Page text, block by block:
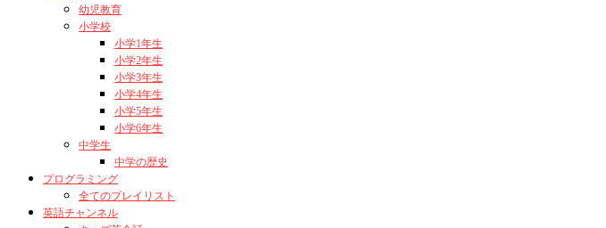
幼児教育
小学校
小学1年生
小学2年生
小学3年生
小学4年生
小学5年生
小学6年生
中学生
中学の歴史
プログラミング
全てのプレイリスト
英語チャンネル